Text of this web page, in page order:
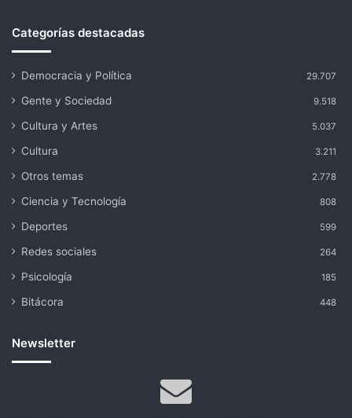
Categorías destacadas
Democracia y Política 29.707
Gente y Sociedad 9.518
Cultura y Artes 5.037
Cultura 3.211
Otros temas 2.778
Ciencia y Tecnología 808
Deportes 599
Redes sociales 264
Psicología 185
Bitácora 448
Newsletter